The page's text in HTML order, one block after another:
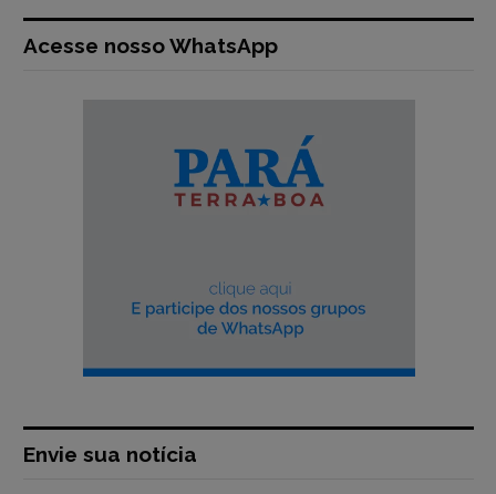
Acesse nosso WhatsApp
Envie sua notícia